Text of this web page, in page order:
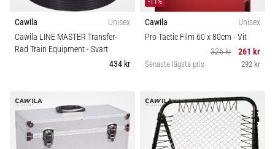
Cawila
Unisex
Cawila LINE MASTER Transfer-
Rad Train Equipment- Svart
434 kr
Cawila
Unisex
Pro Tactic Film 60 x 80cm - Vit
326 kr
261 kr
Senaste lägsta pris 292 kr